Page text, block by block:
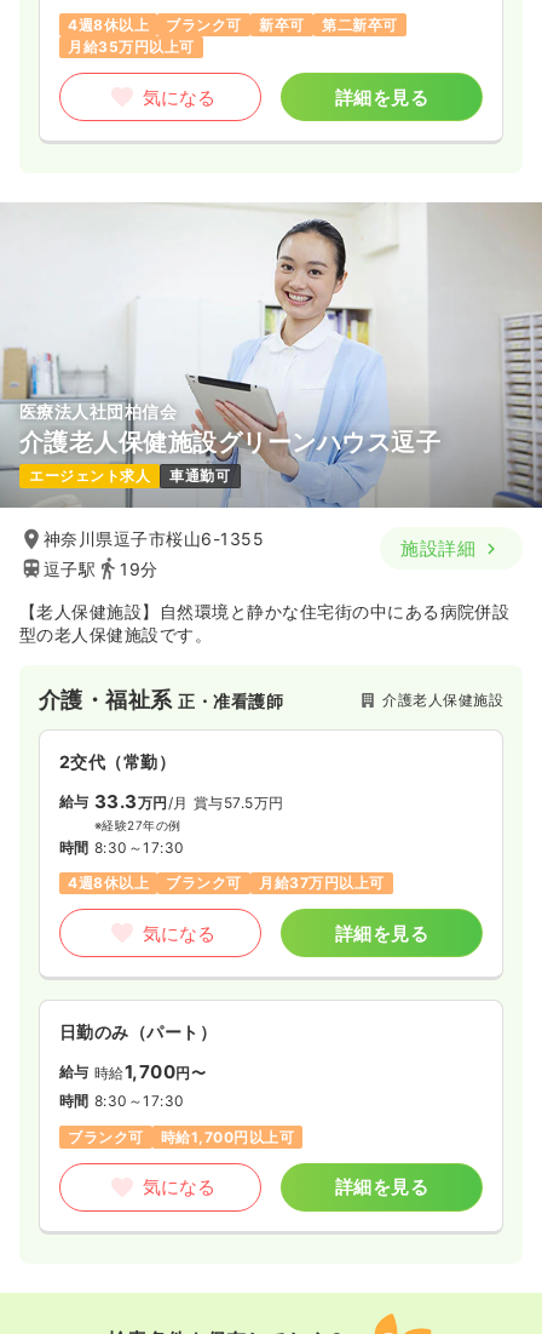
4週8休以上
ブランク可 新卒可
第二新卒可
月給35万円以上可
気になる 詳細を見る
医療法人社団柏信会
介護老人保健施設グリーンハウス逗子
エージェント求人 車通勤可
神奈川県逗子市桜山6-1355
逗子駅
19分
施設詳細
【老人保健施設】自然環境と静かな住宅街の中にある病院併設
型の老人保健施設です。
介護・福祉系正・准看護師 介護老人保健施設
2交代（常勤）
給与 33.3万円/月 賞与57.5万円
※経験27年の例
時間 8:30～17:30
4週8休以上
ブランク可 月給37万円以上可
気になる 詳細を見る
日勤のみ（パート）
給与 時給1,700円〜
時間 8:30～17:30
ブランク可
時給1,700円以上可
気になる 詳細を見る